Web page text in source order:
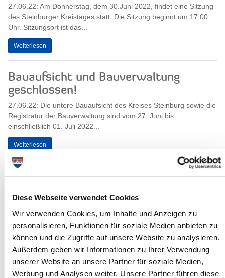
Diese Webseite verwendet Cookies
Wir verwenden Cookies, um Inhalte und Anzeigen zu
personalisieren, Funktionen für soziale Medien anbieten zu
können und die Zugriffe auf unsere Website zu analysieren.
Außerdem geben wir Informationen zu Ihrer Verwendung
unserer Website an unsere Partner für soziale Medien,
Werbung und Analysen weiter. Unsere Partner führen diese
27.06.22: Am Donnerstag, dem 30.Juni 2022, findet eine Sitzung
des Steinburger Kreistages statt. Die Sitzung beginnt um 17.00
Uhr. Sitzungsort ist das...
Weiterlesen
Bauaufsicht und Bauverwaltung
geschlossen!
27.06.22: Die untere Bauaufsicht des Kreises Steinburg sowie die
Registratur der Bauverwaltung sind vom 27. Juni bis
einschließlich 01. Juli 2022...
Weiterlesen
Günstig zur Ausbildung: hvv-
Steinburgerinnen und Steinburger, die mit Bus und Bahn in der
Region mobil sind oder sein wollen:...